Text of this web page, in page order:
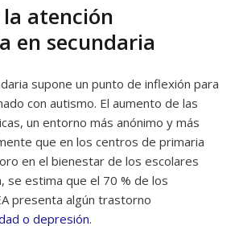
atención
en secundaria
supone un punto de inflexión para
con autismo. El aumento de las
un entorno más anónimo y más
que en los centros de primaria
en el bienestar de los escolares
se estima que el 70 % de los
presenta algún trastorno
o depresión.